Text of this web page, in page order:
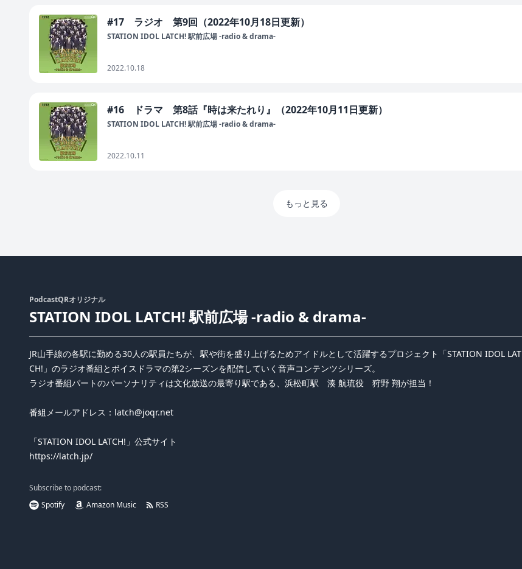
#17 ラジオ 第9回（2022年10月18日更新）
STATION IDOL LATCH! 駅前広場 -radio & drama-
2022.10.18
#16 ドラマ 第8話『時は来たれり』（2022年10月11日更新）
STATION IDOL LATCH! 駅前広場 -radio & drama-
2022.10.11
もっと見る
PodcastQRオリジナル
STATION IDOL LATCH! 駅前広場 -radio & drama-
JR山手線の各駅に勤める30人の駅員たちが、駅や街を盛り上げるためアイドルとして活躍するプロジェクト「STATION IDOL LAT
CH!」のラジオ番組とボイスドラマの第2シーズンを配信していく音声コンテンツシリーズ。
ラジオ番組パートのパーソナリティは文化放送の最寄り駅である、浜松町駅 湊 航琉役 狩野 翔が担当！
番組メールアドレス：latch@joqr.net
「STATION IDOL LATCH!」公式サイト
https://latch.jp/
Subscribe to podcast:
Spotify
Amazon Music RSS